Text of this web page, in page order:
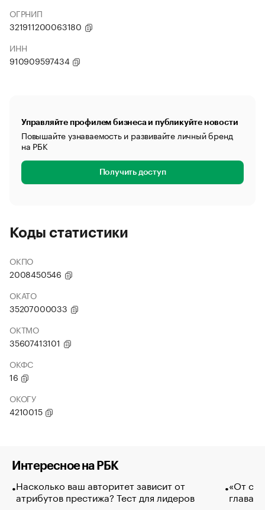
ОГРНИП
321911200063180
ИНН
910909597434
Управляйте профилем бизнеса и публикуйте новости
Повышайте узнаваемость и развивайте личный бренд
на РБК
Получить доступ
Коды статистики
ОКПО
2008450546
ОКАТО
35207000033
ОКТМО
35607413101
ОКФС
16
ОКОГУ
4210015
Интересное на РБК
Насколько ваш авторитет зависит от
атрибутов престижа? Тест для лидеров
«От
глава